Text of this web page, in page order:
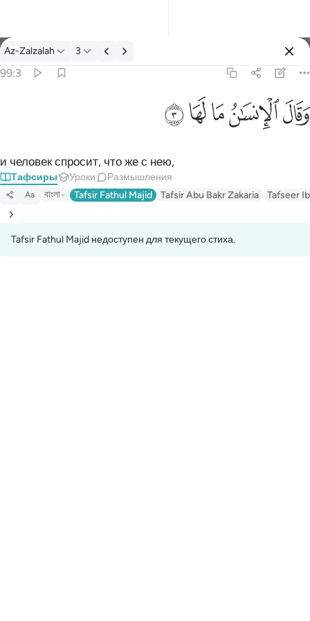
Тафсир: Az-Zalzalah 99:3
Az-Zalzalah 3
99:3
ﱾﱿﲀﲁﲂ
и человек спросит, что же с нею,
Тафсиры Уроки Размышления
Aa বাংলা Tafsir Fathul Majid Tafsir Abu Bakr Zakaria Tafseer
Tafsir Fathul Majid недоступен для текущего стиха.